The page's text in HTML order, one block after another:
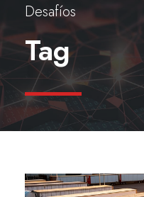
Desafíos
Tag